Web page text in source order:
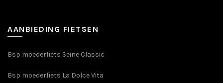
op
AANBIEDING FIETSEN
Bsp moederfiets Seine Classic
Bsp moederfiets La Dolce Vita